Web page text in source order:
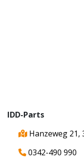
IDD-Parts
Hanzeweg 21,
0342-490 990